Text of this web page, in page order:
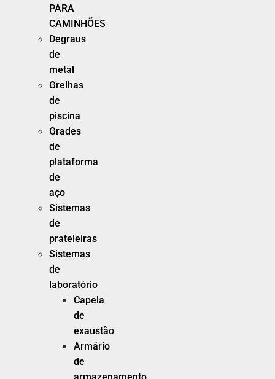
PARA
CAMINHÕES
Degraus
de
metal
Grelhas
de
piscina
Grades
de
plataforma
de
aço
Sistemas
de
prateleiras
Sistemas
de
laboratório
Capela
de
exaustão
Armário
de